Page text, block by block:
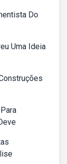
Do
Uma Ideia